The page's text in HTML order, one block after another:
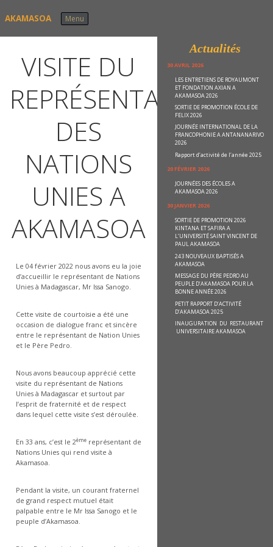
AKAMASOA Menu
VISITE DU
REPRÉSENTANT
DES
NATIONS
UNIES A
AKAMASOA
Le 04 février 2022 nous avons eu la joie
d’accueillir le représentant de Nations
Unies à Madagascar, Mr Issa Sanogo.
Cette visite de courtoisie a été une
occasion de dialogue franc et sincère
entre le représentant de Nation Unies
et le Père Pedro.
Nous avons beaucoup apprécié cette
visite du représentant de Nations
Unies à Madagascar et surtout par
l’esprit de fraternité et de respect
dans lequel cette visite s’est déroulée.
En 33 ans, c’est le 2èmereprésentant de
Nations Unies qui rend visite à
Akamasoa.
Pendant la visite, un courant fraternel
de grand respect mutuel était
palpable entre le Mr Issa Sanogo et le
peuple d’Akamasoa.
Actualités
30 AVRIL 2026
LES ENTRETIENS DE ROYAUMONT
ET FONDATION AXIAN A
AKAMASOA 2026
SORTIE DE PROMOTION ÉCOLE DE
FELIX 2026
JOURNÉE INTERNATIONAL DE LA
FRANCOPHONIE A ANTANANARIVO
2026
Rapport d’activité de l’année 2025
20 FÉVRIER 2026
JOURNÉES DES ÉCOLES A
AKAMASOA 2026
30 JANVIER 2026
SORTIE DE PROMOTION 2026
KINTANA ET SAFIRA A
L’UNIVERSITÉ SAINT VINCENT DE
PAUL AKAMASOA
243 NOUVEAUX BAPTISÉS A
AKAMASOA
MESSAGE DU PÈRE PEDRO AU
PEUPLE D’AKAMASOA POUR LA
BONNE ANNÉE 2026
PETIT RAPPORT D’ACTIVITÉ
D’AKAMASOA 2025
INAUGURATION DU RESTAURANT
UNIVERSITAIRE AKAMASOA